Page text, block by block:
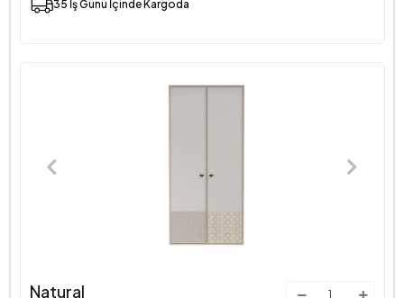
35 İş Günü İçinde Kargoda
Natural